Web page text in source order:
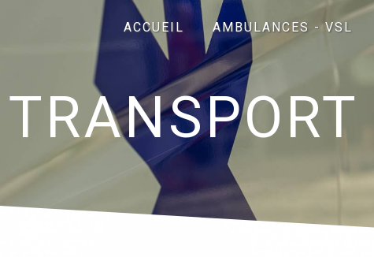
ACCUEIL AMBULANCES - VSL
Panneau de gestion des cookies